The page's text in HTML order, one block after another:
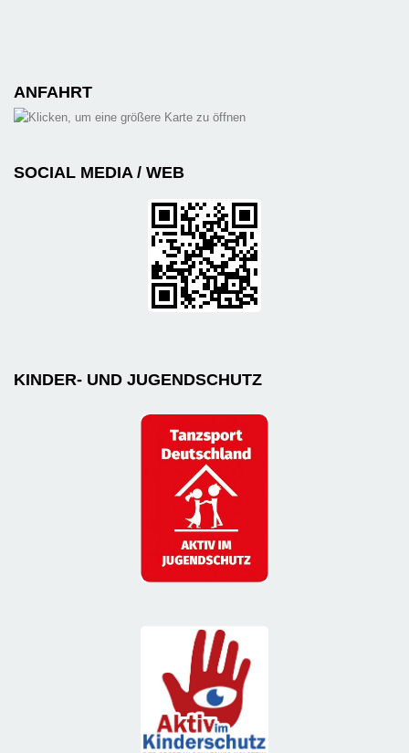
ANFAHRT
SOCIAL MEDIA / WEB
KINDER- UND JUGENDSCHUTZ